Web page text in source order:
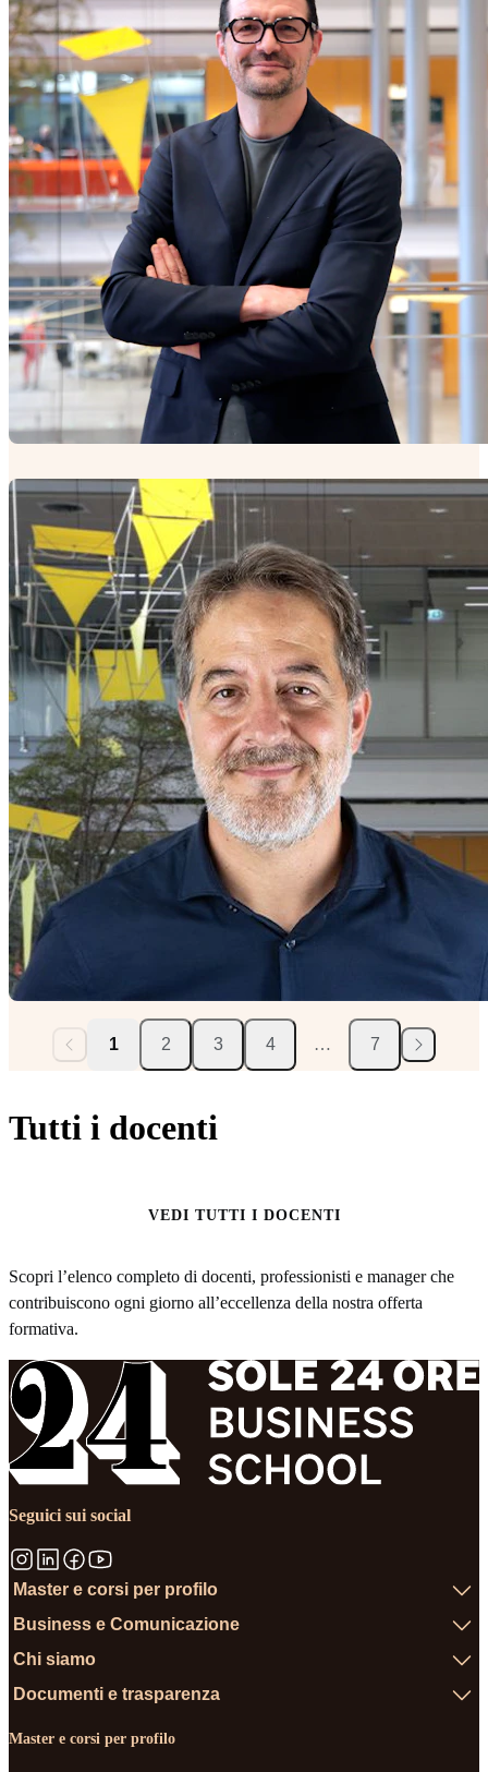
1 2 3 4 … 7
Tutti i docenti
VEDI TUTTI I DOCENTI
Scopri l’elenco completo di docenti, professionisti e manager che
contribuiscono ogni giorno all’eccellenza della nostra offerta
formativa.
Seguici sui social
Master e corsi per profilo
Business e Comunicazione
Chi siamo
Documenti e trasparenza
Master e corsi per profilo